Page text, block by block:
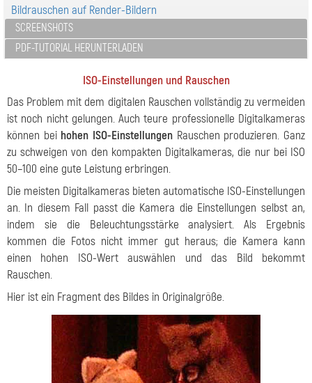
Bildrauschen auf Render-Bildern
SCREENSHOTS
PDF-TUTORIAL HERUNTERLADEN
ISO-Einstellungen und Rauschen
Das Problem mit dem digitalen Rauschen vollständig zu vermeiden
ist noch nicht gelungen. Auch teure professionelle Digitalkameras
können bei hohen ISO-Einstellungen Rauschen produzieren. Ganz
zu schweigen von den kompakten Digitalkameras, die nur bei ISO
50–100 eine gute Leistung erbringen.
Die meisten Digitalkameras bieten automatische ISO-Einstellungen
an. In diesem Fall passt die Kamera die Einstellungen selbst an,
indem sie die Beleuchtungsstärke analysiert. Als Ergebnis
kommen die Fotos nicht immer gut heraus; die Kamera kann
einen hohen ISO-Wert auswählen und das Bild bekommt
Rauschen.
Hier ist ein Fragment des Bildes in Originalgröße.